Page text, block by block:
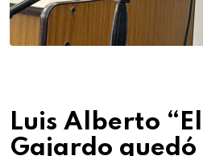
Luis Alberto
Gajardo quedó